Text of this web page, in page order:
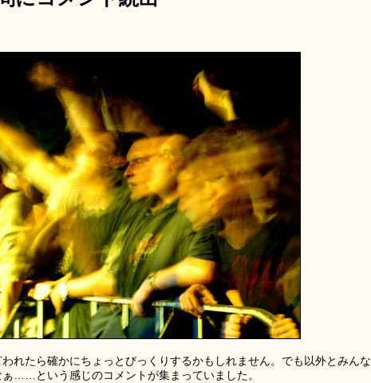
れたら確かにちょっとびっくりするかもしれません。でも以外とみんな
……という感じのコメントが集まっていました。